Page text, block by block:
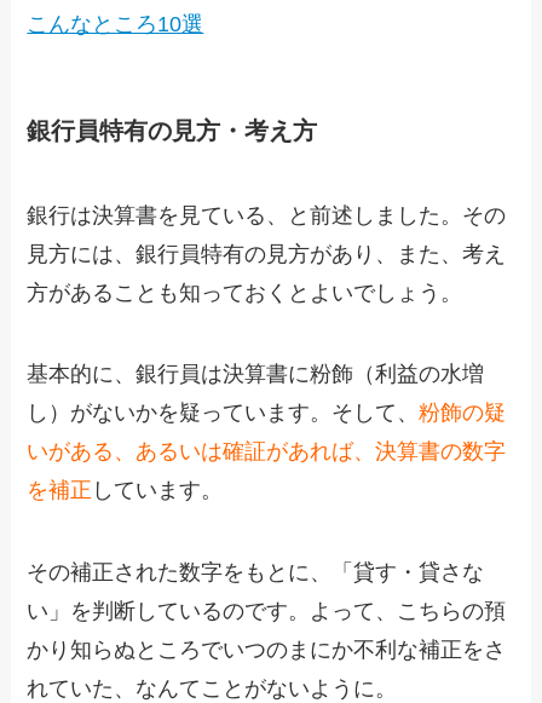
こんなところ10選
銀行員特有の見方・考え方
銀行は決算書を見ている、と前述しました。その
見方には、銀行員特有の見方があり、また、考え
方があることも知っておくとよいでしょう。
基本的に、銀行員は決算書に粉飾（利益の水増
し）がないかを疑っています。そして、粉飾の疑
いがある、あるいは確証があれば、決算書の数字
を補正 しています。
その補正された数字をもとに、「貸す・貸さな
い」を判断しているのです。よって、こちらの預
かり知らぬところでいつのまにか不利な補正をさ
れていた、なんてことがないように。